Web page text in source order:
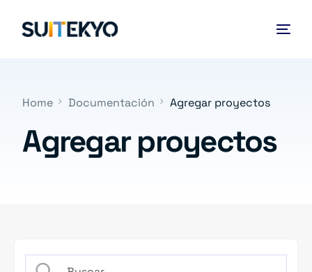
Home Documentación Agregar proyectos
Agregar proyectos